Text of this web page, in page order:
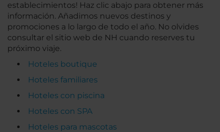
establecimientos! Haz clic abajo para obtener más
información. Añadimos nuevos destinos y
promociones a lo largo de todo el año. No olvides
consultar el sitio web de NH cuando reserves tu
próximo viaje.
Hoteles boutique
Hoteles familiares
Hoteles con piscina
Hoteles con SPA
Hoteles para mascotas